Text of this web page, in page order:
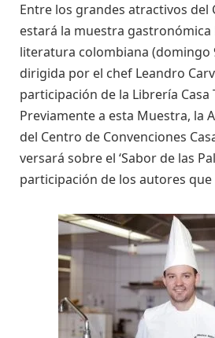
Entre los grandes atractivos del
estará la muestra gastronómica
literatura colombiana (domingo
dirigida por el chef Leandro
participación de la Librería Casa
Previamente a esta Muestra, la
del Centro de Convenciones
versará sobre el ‘Sabor de las
participación de los autores